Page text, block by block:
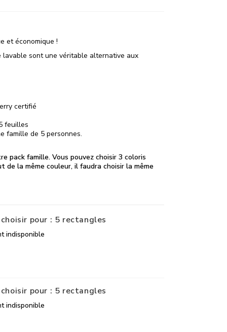
et économique !
sont une véritable alternative aux
certifié
feuilles
famille de 5 personnes.
pack famille. Vous pouvez choisir 3 coloris
la même couleur, il faudra choisir la même
pour : 5 rectangles
indisponible
pour : 5 rectangles
indisponible